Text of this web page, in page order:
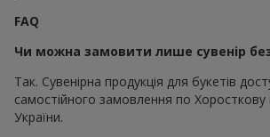
FAQ
Чи можна замовити лише сувенір без
Так. Сувенірна продукція для букетів
самостійного замовлення по Хоросткову
України.